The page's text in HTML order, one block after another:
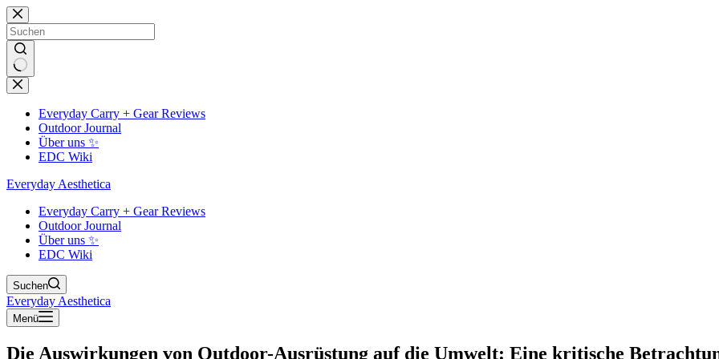
Zum
Inhalt
springen
Keine
Ergebnisse
Everyday Carry + Gear Reviews
Outdoor Journal
Über uns ✨
EDC Wiki
Everyday Aesthetica
Everyday Carry + Gear Reviews
Outdoor Journal
Über uns ✨
EDC Wiki
Suchen
Everyday Aesthetica
Menü
Die Auswirkungen von Outdoor-Ausrüstung auf die Umwelt: Eine kritische